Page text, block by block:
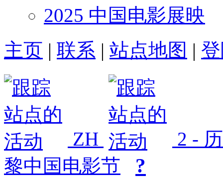
2025 中国电影展映
主页 | 联系 | 站点地图 |
ZH
2 -
黎中国电影节
?